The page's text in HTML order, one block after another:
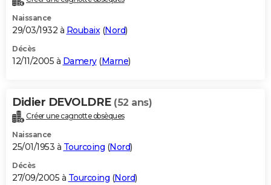
Naissance
29/03/1932 à Roubaix(Nord)
Décès
12/11/2005 à Damery(Marne)
Didier DEVOLDRE (52 ans)
Créer une cagnotte obsèques
Naissance
25/01/1953 à Tourcoing (Nord)
Décès
27/09/2005 à Tourcoing (Nord)